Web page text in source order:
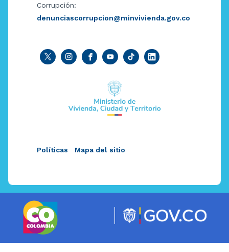
Corrupción:
denunciascorrupcion@minvivienda.gov.co
Políticas Mapa del sitio